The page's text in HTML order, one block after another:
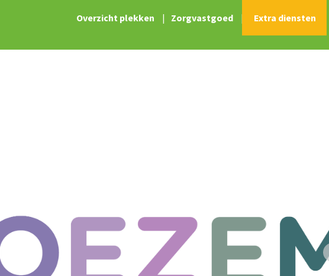
Overzicht plekken | Zorgvastgoed | Extra diensten